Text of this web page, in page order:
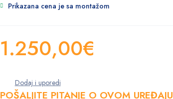
Prikazana cena je sa montažom
1.250,00€
POŠALJITE PITANJE O OVOM UREĐAJU